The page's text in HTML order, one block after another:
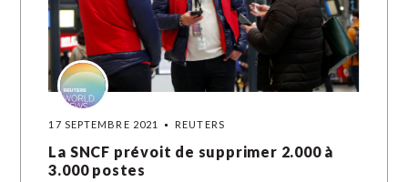
17 SEPTEMBRE 2021 REUTERS
La SNCF prévoit de supprimer 2.000 à
3.000 postes